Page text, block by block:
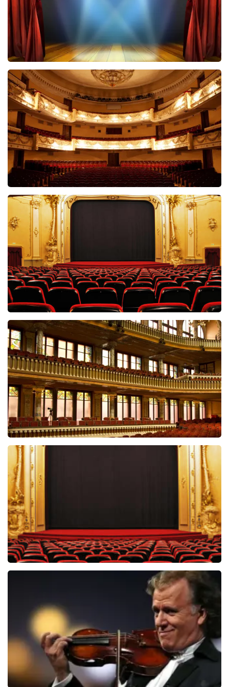
40 45 De Musical
2588+ reviews
BEKIJKEN
Malle Babbe
BEKIJKEN
Onze Jordaan
189+reviews
BEKIJKEN
Doe Maar De Musical
BEKIJKEN